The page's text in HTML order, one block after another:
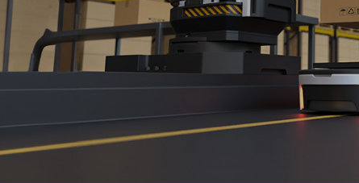
을 바탕으로 산업용 애플리케
이션의 다양한 요구 사항을 충
족하기 위해 지속적으로 혁신
적인 SSD 및 DRAM 솔루션을
적인 제품과 서비스 개발에 전
념하고 있으며, 높은 성능, 높
은 안정성, 높은 가치의 메모리
모듈과 스토리지 장치를 제공
하여 소비자가 일상 생활에서
디지털 데이터를 쉽게 기록, 저
시하든, Apacer는 게이밍 경험
을 한 차원 높여줄 모든 것을
갖추고 있습니다.
진정한 게이머의 본능을 마음
다운로드
PCN & EOL 정책
로그인
계정 만들기